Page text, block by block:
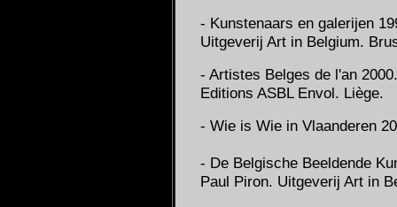
- Kunstenaars en galerijen
Uitgeverij Art in Belgium.
- Artistes Belges de l'an
Editions ASBL Envol. Liège.
- Wie is Wie in Vlaanderen
- De Belgische Beeldende
Paul Piron. Uitgeverij Art in